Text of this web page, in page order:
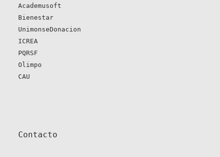
Academusoft
Bienestar
UnimonseDonacion
ICREA
PQRSF
Olimpo
CAU
Contacto